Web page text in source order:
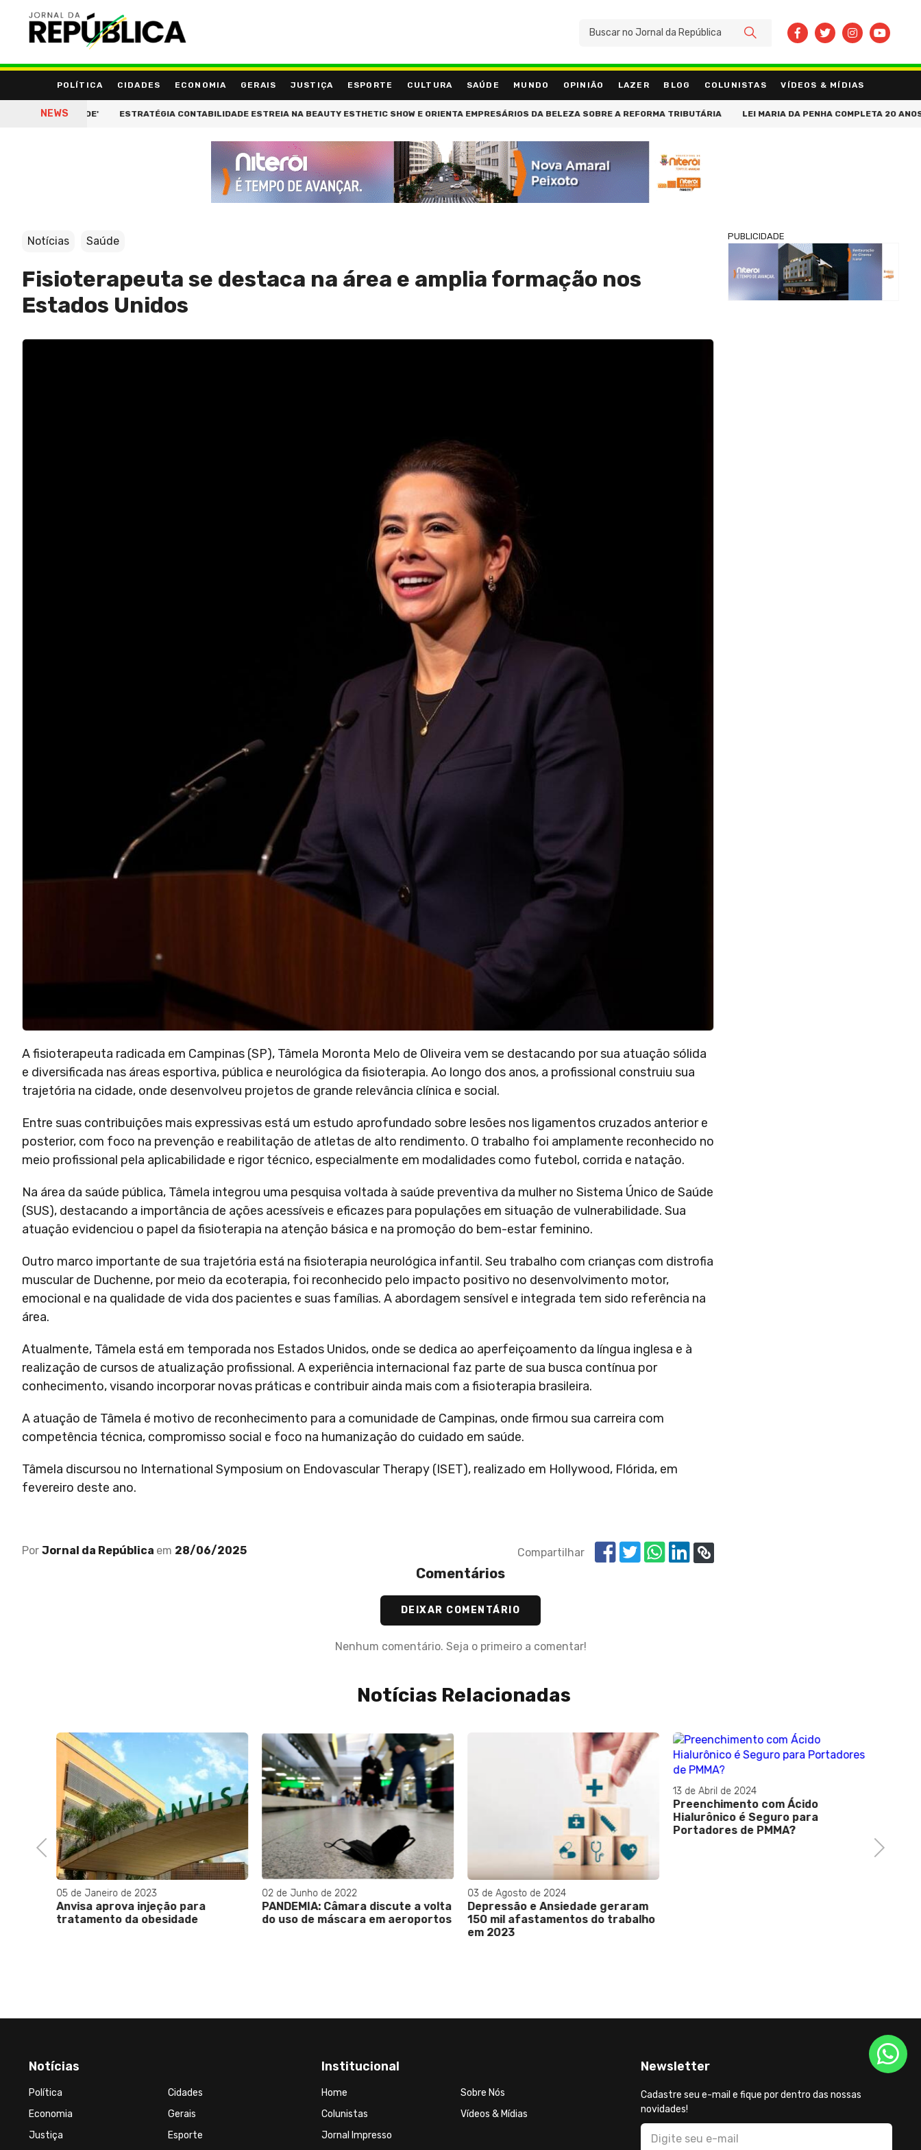
POLÍTICA CIDADES ECONOMIA GERAIS JUSTIÇA ESPORTE CULTURA SAÚDE MUNDO OPINIÃO LAZER BLOG COLUNISTAS VÍDEOS & MÍDIAS
NEWS
IDENTIDADE' ESTRATÉGIA CONTABILIDADE ESTREIA NA BEAUTY ESTHETIC SHOW E ORIENTA EMPRESÁRIOS DA BELEZA SOBRE A REFORMA TRIBUTÁRIA LEI MARIA DA PENHA COMPLETA 20 ANOS COM
BUSCAR
Notícias Saúde
Fisioterapeuta se destaca na área e amplia formação nos
Estados Unidos
A fisioterapeuta radicada em Campinas (SP), Tâmela Moronta Melo de Oliveira vem se destacando por sua atuação sólida
e diversificada nas áreas esportiva, pública e neurológica da fisioterapia. Ao longo dos anos, a profissional construiu sua
trajetória na cidade, onde desenvolveu projetos de grande relevância clínica e social.
Entre suas contribuições mais expressivas está um estudo aprofundado sobre lesões nos ligamentos cruzados anterior e
posterior, com foco na prevenção e reabilitação de atletas de alto rendimento. O trabalho foi amplamente reconhecido no
meio profissional pela aplicabilidade e rigor técnico, especialmente em modalidades como futebol, corrida e natação.
Na área da saúde pública, Tâmela integrou uma pesquisa voltada à saúde preventiva da mulher no Sistema Único de Saúde
(SUS), destacando a importância de ações acessíveis e eficazes para populações em situação de vulnerabilidade. Sua
atuação evidenciou o papel da fisioterapia na atenção básica e na promoção do bem-estar feminino.
Outro marco importante de sua trajetória está na fisioterapia neurológica infantil. Seu trabalho com crianças com distrofia
muscular de Duchenne, por meio da ecoterapia, foi reconhecido pelo impacto positivo no desenvolvimento motor,
emocional e na qualidade de vida dos pacientes e suas famílias. A abordagem sensível e integrada tem sido referência na
área.
Atualmente, Tâmela está em temporada nos Estados Unidos, onde se dedica ao aperfeiçoamento da língua inglesa e à
realização de cursos de atualização profissional. A experiência internacional faz parte de sua busca contínua por
conhecimento, visando incorporar novas práticas e contribuir ainda mais com a fisioterapia brasileira.
A atuação de Tâmela é motivo de reconhecimento para a comunidade de Campinas, onde firmou sua carreira com
competência técnica, compromisso social e foco na humanização do cuidado em saúde.
Tâmela discursou no International Symposium on Endovascular Therapy (ISET), realizado em Hollywood, Flórida, em
fevereiro deste ano.
Por Jornal da República em 28/06/2025 Compartilhar
PUBLICIDADE
Comentários
DEIXAR COMENTÁRIO
Nenhum comentário. Seja o primeiro a comentar!
Notícias Relacionadas
Previous
05 de Janeiro de 2023
Anvisa aprova injeção para
tratamento da obesidade
02 de Junho de 2022
PANDEMIA: Câmara discute a volta
do uso de máscara em aeroportos
03 de Agosto de 2024
Depressão e Ansiedade geraram
150 mil afastamentos do trabalho
em 2023
13 de Abril de 2024
Preenchimento com Ácido
Hialurônico é Seguro para
Portadores de PMMA?
Next
Notícias
Política
Cidades
Economia
Gerais
Justiça
Esporte
Institucional
Home
Sobre Nós
Colunistas
Vídeos & Mídias
Jornal Impresso
Newsletter
Cadastre seu e-mail e fique por dentro das nossas
novidades!